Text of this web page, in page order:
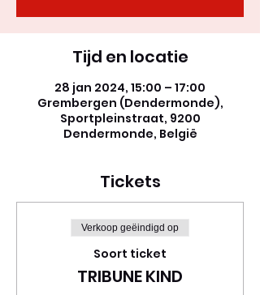
Tijd en locatie
28 jan 2024, 15:00 – 17:00
Grembergen (Dendermonde),
Sportpleinstraat, 9200
Dendermonde, België
Tickets
Verkoop geëindigd op
Soort ticket
TRIBUNE KIND